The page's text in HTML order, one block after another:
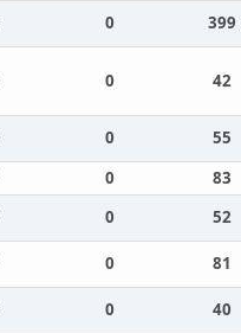
0 399
0 42
0
55
0
83
0
52
0
81
0 40